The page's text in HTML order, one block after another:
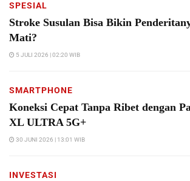
SPESIAL
Stroke Susulan Bisa Bikin
Mati?
5 JULI 2026 | 02:20 WIB
SMARTPHONE
Koneksi Cepat Tanpa Ribet dengan
XL ULTRA 5G+
30 JUNI 2026 | 13:01 WIB
INVESTASI